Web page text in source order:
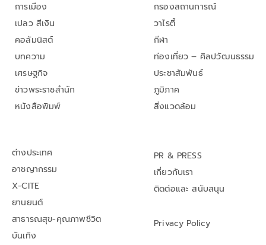
การเมือง
เปลว สีเงิน
คอลัมนิสต์
บทความ
เศรษฐกิจ
ข่าวพระราชสำนัก
หนังสือพิมพ์
กรองสถานการณ์
วาไรตี้
กีฬา
ท่องเที่ยว – ศิลปวัฒนธรรม
ประชาสัมพันธ์
ภูมิภาค
สิ่งแวดล้อม
ต่างประเทศ
อาชญากรรม
X-CITE
ยานยนต์
สาธารณสุข-คุณภาพชีวิต
บันเทิง
PR & PRESS
เกี่ยวกับเรา
ติดต่อและ สนับสนุน
Privacy Policy